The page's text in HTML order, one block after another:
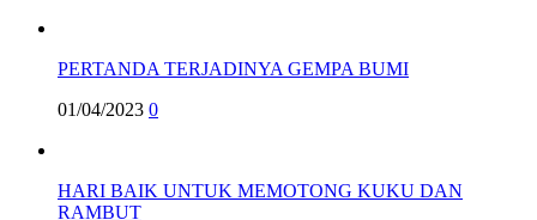
PERTANDA TERJADINYA GEMPA BUMI
01/04/2023 0
HARI BAIK UNTUK MEMOTONG KUKU DAN
RAMBUT